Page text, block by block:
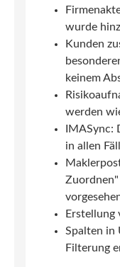
wurde
Kunden
keinem
werden
in allen
Erstellung
Spalten in
Filterung